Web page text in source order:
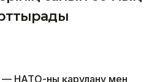
НАТО-ның қарулану мен